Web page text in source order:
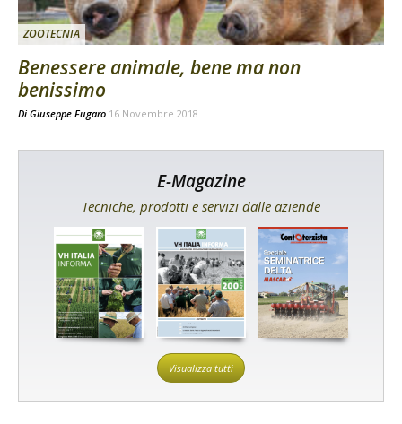
ZOOTECNIA
Benessere animale, bene ma non
benissimo
Di Giuseppe Fugaro 16 Novembre 2018
E-Magazine
Tecniche, prodotti e servizi dalle aziende
Visualizza tutti